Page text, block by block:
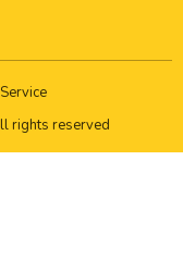
rights reserved